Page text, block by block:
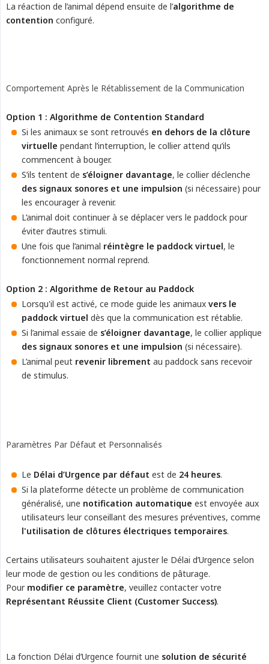
La réaction de l’animal dépend ensuite de l’algorithme de
contention configuré.
Comportement Après le Rétablissement de la Communication
Option 1 : Algorithme de Contention Standard
Si les animaux se sont retrouvés en dehors de la clôture
virtuelle pendant l’interruption, le collier attend qu’ils
commencent à bouger.
S’ils tentent de s’éloigner davantage, le collier déclenche
des signaux sonores et une impulsion (si nécessaire) pour
les encourager à revenir.
L’animal doit continuer à se déplacer vers le paddock pour
éviter d’autres stimuli.
Une fois que l’animal réintègre le paddock virtuel, le
fonctionnement normal reprend.
Option 2 : Algorithme de Retour au Paddock
Lorsqu'il est activé, ce mode guide les animaux vers le
paddock virtuel dès que la communication est rétablie.
Si l’animal essaie de s’éloigner davantage, le collier applique
des signaux sonores et une impulsion (si nécessaire).
L’animal peut revenir librement au paddock sans recevoir
de stimulus.
Paramètres Par Défaut et Personnalisés
Le Délai d’Urgence par défaut est de 24 heures.
Si la plateforme détecte un problème de communication
généralisé, une notification automatique est envoyée aux
utilisateurs leur conseillant des mesures préventives, comme
l'utilisation de clôtures électriques temporaires.
Certains utilisateurs souhaitent ajuster le Délai d’Urgence selon
leur mode de gestion ou les conditions de pâturage.
Pour modifier ce paramètre, veuillez contacter votre
Représentant Réussite Client (Customer Success).
La fonction Délai d’Urgence fournit une solution de sécurité